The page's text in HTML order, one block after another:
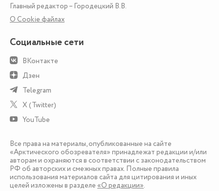
Главный редактор – Городецкий В.В.
О Сookie файлах
Социальные сети
ВКонтакте
Дзен
Telegram
X (Twitter)
YouTube
Все права на материалы, опубликованные на сайте
«Арктического обозревателя» принадлежат редакции и/или
авторам и охраняются в соответствии с законодательством
РФ об авторских и смежных правах. Полные правила
использования материалов сайта для цитирования и иных
целей изложены в разделе «О редакции».